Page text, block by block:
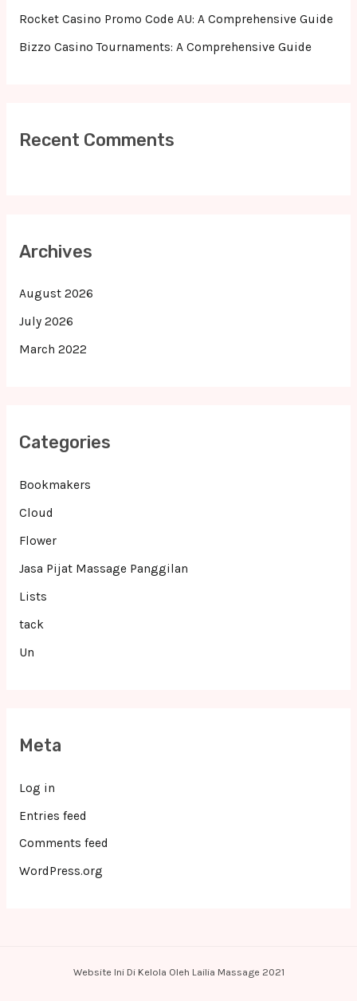
Rocket Casino Promo Code AU: A Comprehensive Guide
Bizzo Casino Tournaments: A Comprehensive Guide
Recent Comments
Archives
August 2026
July 2026
March 2022
Categories
Bookmakers
Cloud
Flower
Jasa Pijat Massage Panggilan
Lists
tack
Un
Meta
Log in
Entries feed
Comments feed
WordPress.org
Website Ini Di Kelola Oleh Lailia Massage 2021